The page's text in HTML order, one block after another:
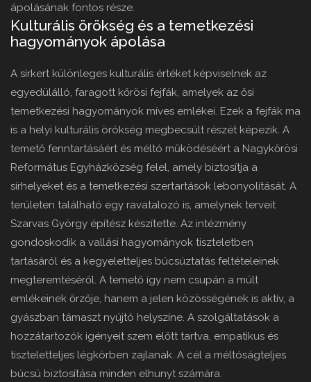
ápolásának fontos része.
Kulturális örökség és a temetkezési
hagyományok ápolása
A sírkert különleges kulturális értéket képviselnek az
egyedülálló, faragott kőrösi fejfák, amelyek az ősi
temetkezési hagyományok míves emlékei. Ezek a fejfák ma
is a helyi kulturális örökség megbecsült részét képezik. A
temető fenntartásáért és méltó működéséért a Nagykőrösi
Református Egyházközség felel, amely biztosítja a
sírhelyeket és a temetkezési szertartások lebonyolítását. A
területen található egy ravatalozó is, amelynek terveit
Szarvas György építész készítette. Az intézmény
gondoskodik a vallási hagyományok tiszteletben
tartásáról és a kegyeletteljes búcsúztatás feltételeinek
megteremtéséről. A temető így nem csupán a múlt
emlékeinek őrzője, hanem a jelen közösségének is aktív, a
gyászban támaszt nyújtó helyszíne. A szolgáltatások a
hozzátartozók igényeit szem előtt tartva, empatikus és
tiszteletteljes légkörben zajlanak. A cél a méltóságteljes
búcsú biztosítása minden elhunyt számára.